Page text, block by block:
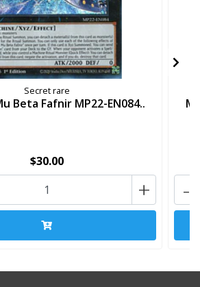
Secret rare
Beta Fafnir MP22-EN084..
$30.00
+ -